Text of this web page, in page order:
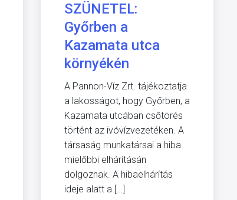
SZÜNETEL:
Győrben a
Kazamata utca
környékén
A Pannon-Víz Zrt. tájékoztatja
a lakosságot, hogy Győrben, a
Kazamata utcában csőtörés
történt az ivóvízvezetéken. A
társaság munkatársai a hiba
mielőbbi elhárításán
dolgoznak. A hibaelhárítás
ideje alatt a […]